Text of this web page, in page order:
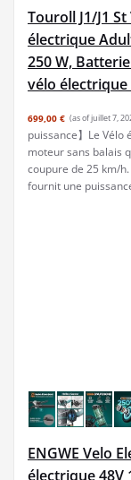
Touroll J1/J1
électrique
250 W,
vélo électrique
699,00 € (as of juillet 7,
puissance】Le Vélo
moteur sans balais
coupure de 25 km/
fournit une
ENGWE Velo
électrique 48V